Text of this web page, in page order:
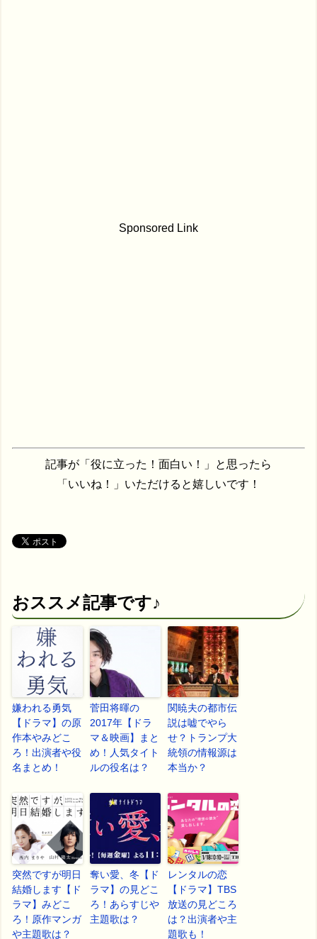
Sponsored Link
記事が「役に立った！面白い！」と思ったら
「いいね！」いただけると嬉しいです！
おススメ記事です♪
嫌われる勇気
【ドラマ】の原
作本やみどこ
ろ！出演者や役
名まとめ！
菅田将暉の
2017年【ドラ
マ＆映画】まと
め！人気タイト
ルの役名は？
関暁夫の都市伝
説は嘘でやら
せ？トランプ大
統領の情報源は
本当か？
突然ですが明日
結婚します【ド
ラマ】みどこ
ろ！原作マンガ
や主題歌は？
奪い愛、冬【ド
ラマ】の見どこ
ろ！あらすじや
主題歌は？
レンタルの恋
【ドラマ】TBS
放送の見どころ
は？出演者や主
題歌も！